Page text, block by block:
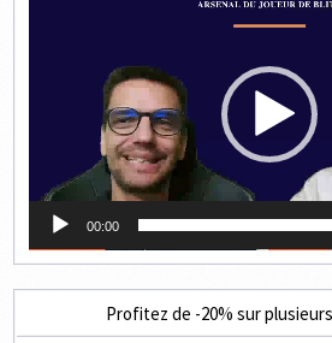
00:00
Profitez de -20% sur